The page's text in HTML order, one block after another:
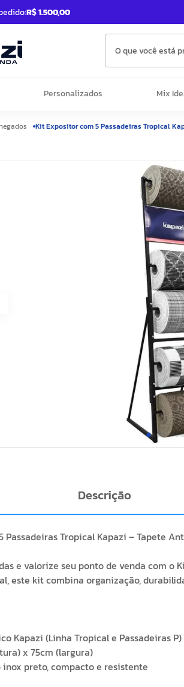
R$ 1.500,00
O que você está
Personalizados Mix
Kit Expositor com 5 Passadeiras Tropical
Descrição
Passadeiras Tropical Kapazi – Tapete
e valorize seu ponto de venda com o
este kit combina organização,
Kapazi (Linha Tropical e Passadeiras P)
x 75cm (largura)
preto, compacto e resistente